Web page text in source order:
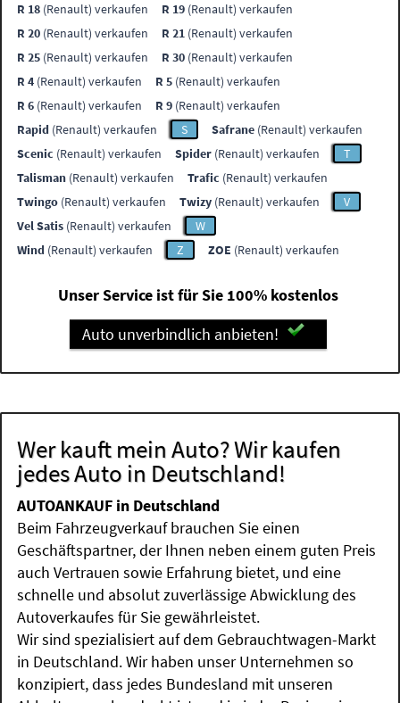
R 18 (Renault) verkaufen R 19 (Renault) verkaufen
R 20 (Renault) verkaufen R 21 (Renault) verkaufen
R 25 (Renault) verkaufen R 30 (Renault) verkaufen
R 4 (Renault) verkaufen R 5 (Renault) verkaufen
R 6 (Renault) verkaufen R 9 (Renault) verkaufen
Rapid (Renault) verkaufen S Safrane (Renault) verkaufen
Scenic (Renault) verkaufen Spider (Renault) verkaufen
T
Talisman (Renault) verkaufen Trafic (Renault) verkaufen
Twingo (Renault) verkaufen Twizy (Renault) verkaufen
V
Vel Satis (Renault) verkaufen
W
Wind (Renault) verkaufen Z ZOE (Renault) verkaufen
Unser Service ist für Sie 100% kostenlos
Auto unverbindlich anbieten!
Wer kauft mein Auto? Wir kaufen
jedes Auto in Deutschland!
AUTOANKAUF in Deutschland
Beim Fahrzeugverkauf brauchen Sie einen
Geschäftspartner, der Ihnen neben einem guten Preis
auch Vertrauen sowie Erfahrung bietet, und eine
schnelle und absolut zuverlässige Abwicklung des
Autoverkaufes für Sie gewährleistet.
Wir sind spezialisiert auf dem Gebrauchtwagen-Markt
in Deutschland. Wir haben unser Unternehmen so
konzipiert, dass jedes Bundesland mit unseren